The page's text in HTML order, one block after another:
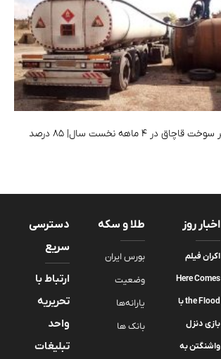
کشف ۱۲۰ میلیون لیتر سوخت قاچاق در ۴ ماهه نخست سال| ۸۵ درصد
اخبار روز
اکران فیلم
Here Comes
the Flood با
بازی دنزل
واشنگتن به
طلا و سکه
بورس ایران
وضعیت
یارانه‌ها
بانک ها
دسترسی
سریع
ارتباط با
تحریریه
واحد
تبلیغات